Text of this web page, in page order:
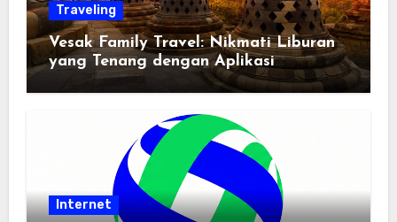
Traveling
Vesak Family Travel: Nikmati Liburan
yang Tenang dengan Aplikasi
Pemindai PDF
Internet